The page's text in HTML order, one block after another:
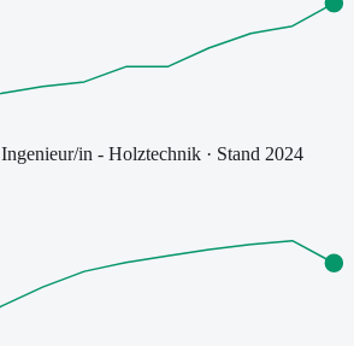
Ingenieur/in - Holztechnik · Stand 2024